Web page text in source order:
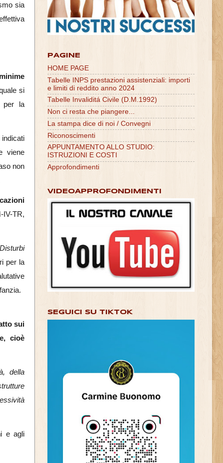
sia
minime
si
per la
viene
non
TR,
per la
sui
cioè
della
e agli
PAGINE
HOME PAGE
Tabelle INPS prestazioni assistenziali: importi
e limiti di reddito anno 2024
Tabelle Invaliditá Civile (D.M.1992)
Non ci resta che piangere...
La stampa dice di noi / Convegni
Riconoscimenti
APPUNTAMENTO ALLO STUDIO:
ISTRUZIONI E COSTI
Approfondimenti
VIDEOAPPROFONDIMENTI
SEGUICI SU TIKTOK